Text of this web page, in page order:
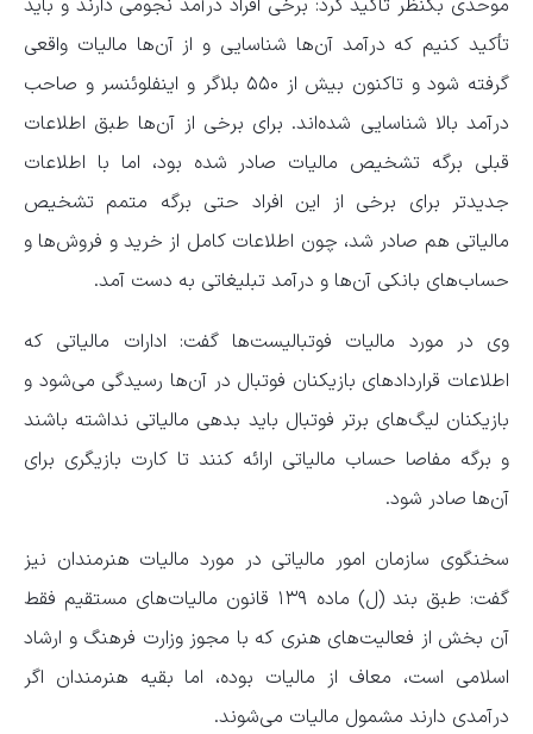
موحدی بکنظر تأکید کرد: برخی افراد درآمد نجومی دارند و باید
تأکید کنیم که درآمد آن‌ها شناسایی و از آن‌ها مالیات واقعی
گرفته شود و تاکنون بیش از ۵۵۰ بلاگر و اینفلوئنسر و صاحب
درآمد بالا شناسایی شده‌اند. برای برخی از آن‌ها طبق اطلاعات
قبلی برگه تشخیص مالیات صادر شده بود، اما با اطلاعات
جدیدتر برای برخی از این افراد حتی برگه متمم تشخیص
مالیاتی هم صادر شد، چون اطلاعات کامل از خرید و فروش‌ها و
حساب‌های بانکی آن‌ها و درآمد تبلیغاتی به دست آمد.
وی در مورد مالیات فوتبالیست‌ها گفت: ادارات مالیاتی که
اطلاعات قرارداد‌های بازیکنان فوتبال در آن‌ها رسیدگی می‌شود و
بازیکنان لیگ‌های برتر فوتبال باید بدهی مالیاتی نداشته باشند
و برگه مفاصا حساب مالیاتی ارائه کنند تا کارت بازیگری برای
آن‌ها صادر شود.
سخنگوی سازمان امور مالیاتی در مورد مالیات هنرمندان نیز
گفت: طبق بند (ل) ماده ۱۳۹ قانون مالیات‌های مستقیم فقط
آن بخش از فعالیت‌های هنری که با مجوز وزارت فرهنگ و ارشاد
اسلامی است، معاف از مالیات بوده، اما بقیه هنرمندان اگر
درآمدی دارند مشمول مالیات می‌شوند.